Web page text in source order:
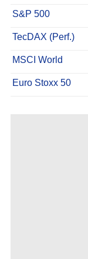
S&P 500
TecDAX (Perf.)
MSCI World
Euro Stoxx 50